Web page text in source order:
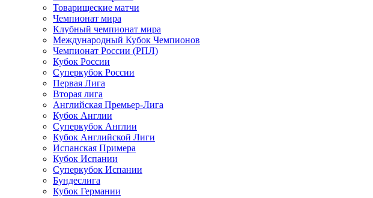
Товарищеские матчи
Чемпионат мира
Клубный чемпионат мира
Международный Кубок Чемпионов
Чемпионат России (РПЛ)
Кубок России
Суперкубок России
Первая Лига
Вторая лига
Английская Премьер-Лига
Кубок Англии
Суперкубок Англии
Кубок Английской Лиги
Испанская Примера
Кубок Испании
Суперкубок Испании
Бундеслига
Кубок Германии